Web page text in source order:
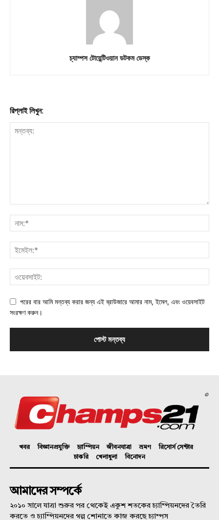
চ্যাম্পস টোয়েন্টিওয়ান ডটকম ডেস্ক
রিপ্লাই লিখুন:
পরের বার আমি মন্তব্য করার জন্য এই ব্রাউজারে আমার নাম, ইমেল, এবং ওয়েবসাইট
সংরক্ষণ করুন।
©
খবর বিজ্ঞানপ্রযুক্তি চ্যাম্পিয়ন জীবনযাত্রা ভ্রমণ
রিসোর্স সেন্টার
চাকরি
খেলাধুলা বিনোদন
আমাদের সম্পর্কে
২০১০ সালে যাত্রা শুরুর পর থেকেই একুশ শতকের চ্যাম্পিয়নদের তৈরি
করতে ও চ্যাম্পিয়নদের গল্প শোনাতে কাজ করছে চ্যাম্পস